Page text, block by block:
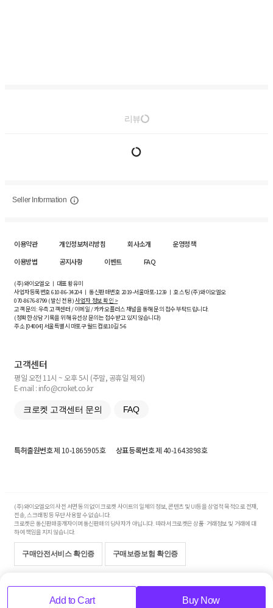
Add to Cart Buy Now
리뷰
Seller Information
이용약관 개인정보처리방침 회사소개
운영정책
이용방법
공지사항 이벤트 FAQ
(주)와이오엘오 ㅣ 대표 황유미
사업자등록번호610-86-34204ㅣ 통신판매번호 2019-서울마포-1239 ㅣ 호스팅 (주)와이오엘오
070-8676-8799 (발신 전용)사업자 정보 확인 >
고객 문의: 우측 고객센터 / 이메일 / 카카오플러스 채널을 통해 문의 접수 부탁드립니다.
(정확한 상담 기록을 위해 유선상 문의는 접수받고 있지 않습니다)
주소 [04004] 서울특별시 마포구 월드컵로10길5-6
고객센터
평일 오전 11시 ~ 오후 5시 (주말, 공휴일 제외)
E-mail : info@croket.co.kr
크로켓 고객센터 문의 FAQ
특허출원번호제 10-1865905호 상표등록번호제 40-1643898호
(주)와이오엘오의 사전 서면 동의 없이 크로켓 사이트의 일체의 정보, 콘텐츠 및 UI등을 상업적 목적으로 전재,
전송, 스크래핑 등 무단 사용할 수 없습니다.
크로켓은 통신판매중개자이며 통신판매의 당사자가 아닙니다. 따라서 크로켓은 상품·거래정보 및 거래에 대
하여 책임을 지지 않습니다.
구매안전서비스 확인증 구매보증보험 확인증